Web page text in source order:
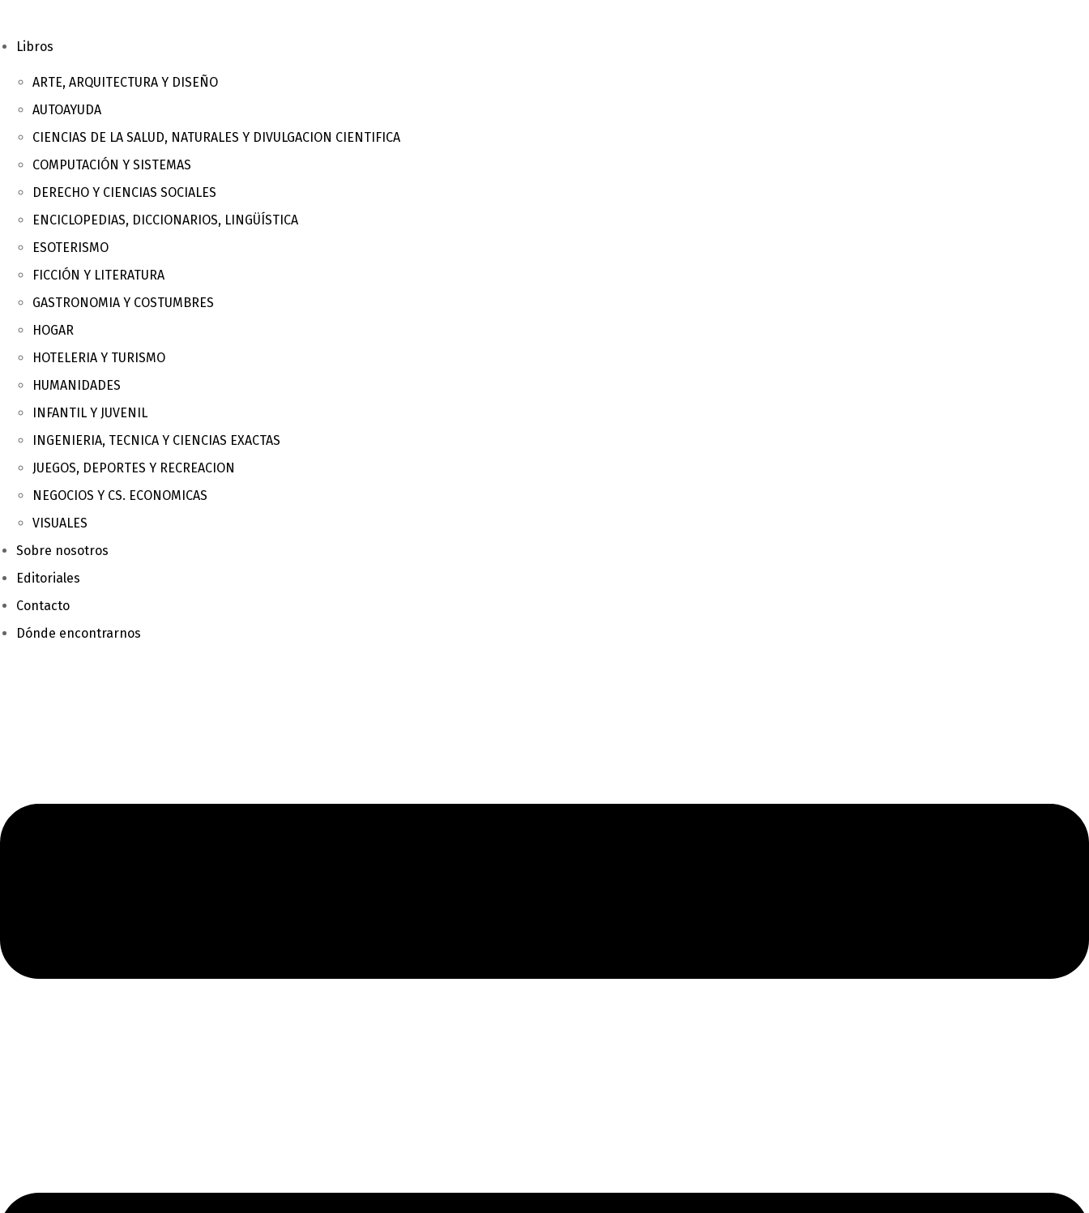
Libros
ARTE, ARQUITECTURA Y DISEÑO
AUTOAYUDA
CIENCIAS DE LA SALUD, NATURALES Y DIVULGACION CIENTIFICA
COMPUTACIÓN Y SISTEMAS
DERECHO Y CIENCIAS SOCIALES
ENCICLOPEDIAS, DICCIONARIOS, LINGÜÍSTICA
ESOTERISMO
FICCIÓN Y LITERATURA
GASTRONOMIA Y COSTUMBRES
HOGAR
HOTELERIA Y TURISMO
HUMANIDADES
INFANTIL Y JUVENIL
INGENIERIA, TECNICA Y CIENCIAS EXACTAS
JUEGOS, DEPORTES Y RECREACION
NEGOCIOS Y CS. ECONOMICAS
VISUALES
Sobre nosotros
Editoriales
Contacto
Dónde encontrarnos